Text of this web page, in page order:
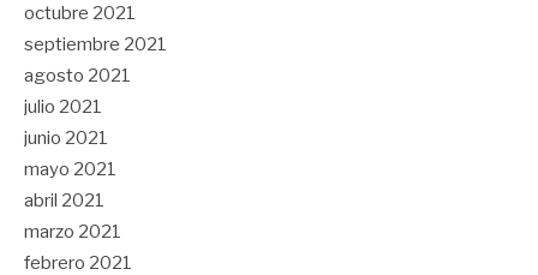
octubre 2021
septiembre 2021
agosto 2021
julio 2021
junio 2021
mayo 2021
abril 2021
marzo 2021
febrero 2021